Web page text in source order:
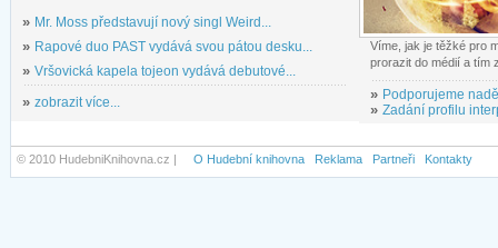
» Mr. Moss představují nový singl Weird...
» Rapové duo PAST vydává svou pátou desku...
» Vršovická kapela tojeon vydává debutové...
» zobrazit více...
Víme, jak je těžké pro
prorazit do médií a tím
» Podporujeme
» Zadání profilu
© 2010 HudebniKnihovna.cz | O Hudební knihovna Reklama Partneři Kontakty